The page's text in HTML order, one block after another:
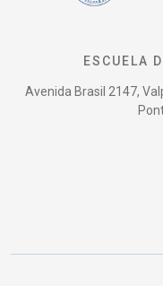
ESCUELA
Avenida Brasil 2147,